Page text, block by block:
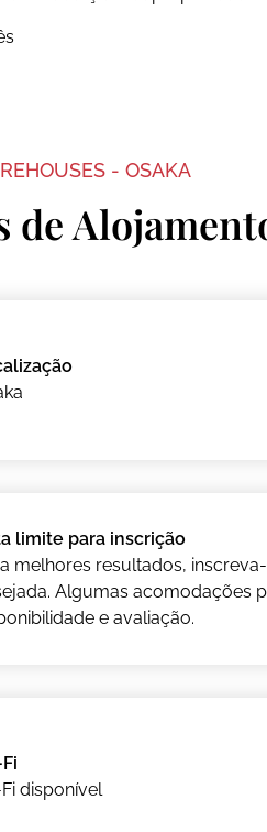
- OSAKA
de
limite para inscrição
melhores resultados,
Algumas acomodações
e avaliação.
disponível